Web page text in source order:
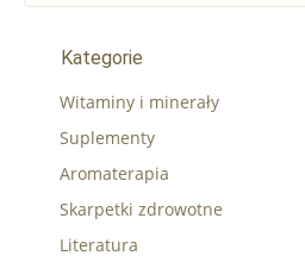
Kategorie
Witaminy i minerały
Suplementy
Aromaterapia
Skarpetki zdrowotne
Literatura